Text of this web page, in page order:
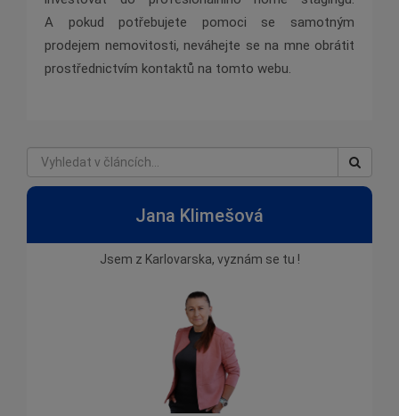
A pokud potřebujete pomoci se samotným
prodejem nemovitosti, neváhejte se na mne obrátit
prostřednictvím kontaktů na tomto webu.
Jana Klimešová
Jsem z Karlovarska, vyznám se tu !